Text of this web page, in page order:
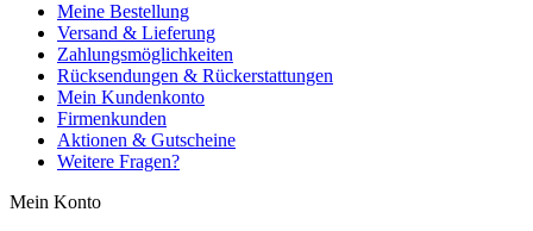
Meine Bestellung
Versand & Lieferung
Zahlungsmöglichkeiten
Rücksendungen & Rückerstattungen
Mein Kundenkonto
Firmenkunden
Aktionen & Gutscheine
Weitere Fragen?
Mein Konto